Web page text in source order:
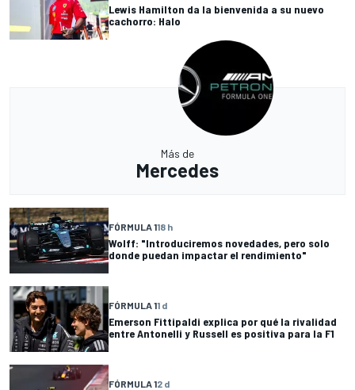
Lewis Hamilton da la bienvenida a su nuevo
cachorro: Halo
Más de
Mercedes
FÓRMULA 118 h
Wolff: "Introduciremos novedades, pero solo
donde puedan impactar el rendimiento"
FÓRMULA 11 d
Emerson Fittipaldi explica por qué la rivalidad
entre Antonelli y Russell es positiva para la F1
FÓRMULA 12 d